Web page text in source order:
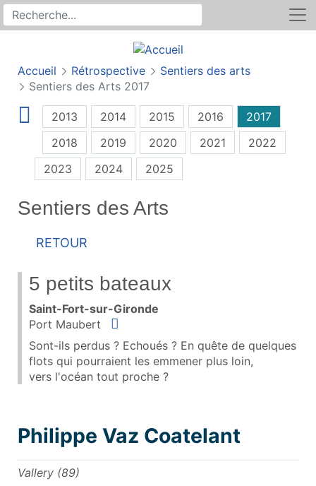
Recherche sur le site
Rechercher
Accueil Rétrospective
Sentiers des arts
Sentiers des Arts 2017
2013 2014 2015 2016
2017
2018
2019 2020 2021
2022
2023
2024 2025
Sentiers des Arts
Retour
5 petits bateaux
Saint-Fort-sur-Gironde
Port Maubert
Situer
Sont-ils perdus ? Echoués ? En quête de quelques
flots qui pourraient les emmener plus loin,
vers l'océan tout proche ?
Philippe Vaz Coatelant
Vallery (89)